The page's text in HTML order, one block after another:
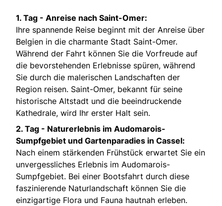
1. Tag - Anreise nach Saint-Omer:
Ihre spannende Reise beginnt mit der Anreise über
Belgien in die charmante Stadt Saint-Omer.
Während der Fahrt können Sie die Vorfreude auf
die bevorstehenden Erlebnisse spüren, während
Sie durch die malerischen Landschaften der
Region reisen. Saint-Omer, bekannt für seine
historische Altstadt und die beeindruckende
Kathedrale, wird Ihr erster Halt sein.
2. Tag - Naturerlebnis im Audomarois-
Sumpfgebiet und Gartenparadies in Cassel:
Nach einem stärkenden Frühstück erwartet Sie ein
unvergessliches Erlebnis im Audomarois-
Sumpfgebiet. Bei einer Bootsfahrt durch diese
faszinierende Naturlandschaft können Sie die
einzigartige Flora und Fauna hautnah erleben.